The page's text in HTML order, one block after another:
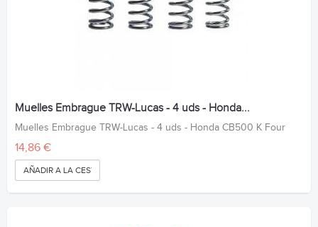
Muelles Embrague TRW-Lucas - 4 uds - Honda...
Muelles Embrague TRW-Lucas - 4 uds - Honda CB500 K Four
14,86 €
AÑADIR A LA CESTA